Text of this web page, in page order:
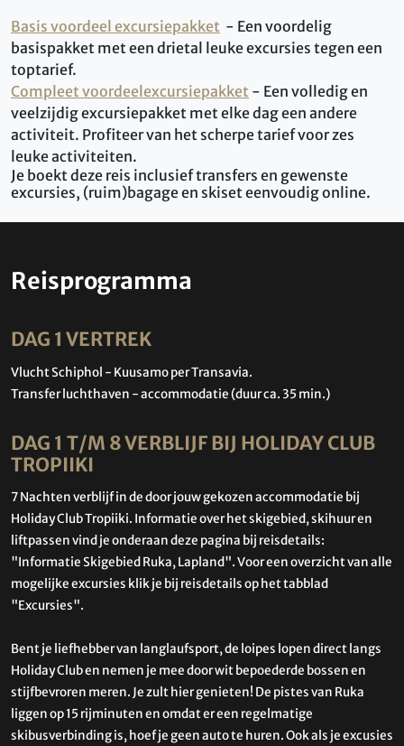
Basis voordeel excursiepakket - Een voordelig
basispakket met een drietal leuke excursies tegen een
toptarief.
Compleet voordeelexcursiepakket - Een volledig en
veelzijdig excursiepakket met elke dag een andere
activiteit. Profiteer van het scherpe tarief voor zes
leuke activiteiten.
Je boekt deze reis inclusief transfers en gewenste
excursies, (ruim)bagage en skiset eenvoudig online.
Reisprogramma
DAG 1 VERTREK
Vlucht Schiphol - Kuusamo per Transavia.
Transfer luchthaven - accommodatie (duur ca. 35 min.)
DAG 1 T/M 8 VERBLIJF BIJ HOLIDAY CLUB
TROPIIKI
7 Nachten verblijf in de door jouw gekozen accommodatie bij
Holiday Club Tropiiki. Informatie over het skigebied, skihuur en
liftpassen vind je onderaan deze pagina bij reisdetails:
"Informatie Skigebied Ruka, Lapland". Voor een overzicht van alle
mogelijke excursies klik je bij reisdetails op het tabblad
"Excursies".
Bent je liefhebber van langlaufsport, de loipes lopen direct langs
Holiday Club en nemen je mee door wit bepoederde bossen en
stijfbevroren meren. Je zult hier genieten! De pistes van Ruka
liggen op 15 rijminuten en omdat er een regelmatige
skibusverbinding is, hoef je geen auto te huren. Ook als je excusies